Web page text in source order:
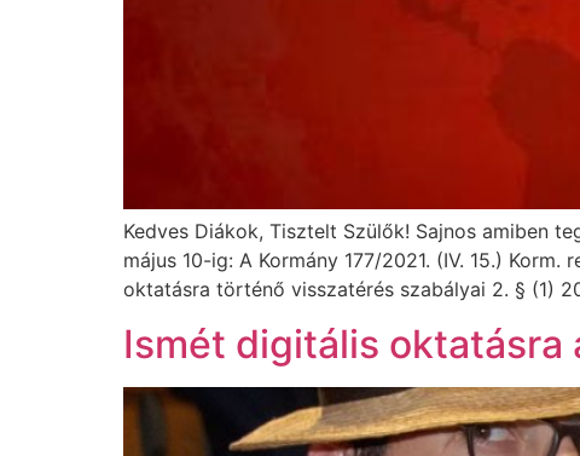
Kedves Diákok, Tisztelt Szülők! Sajnos amiben
május 10-ig: A Kormány 177/2021. (IV. 15.)
oktatásra történő visszatérés szabályai 2. § (1)
Ismét digitális oktatásra